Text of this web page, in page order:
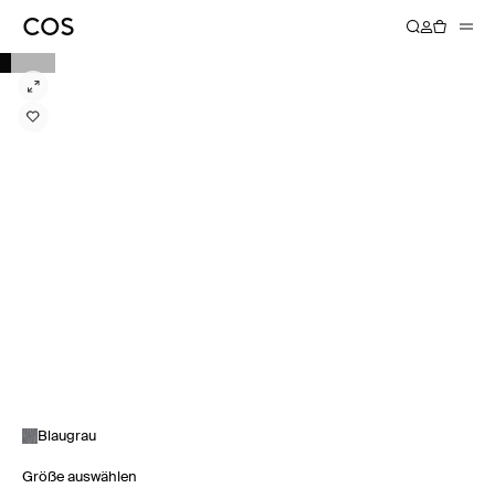
Blaugrau
Größe auswählen